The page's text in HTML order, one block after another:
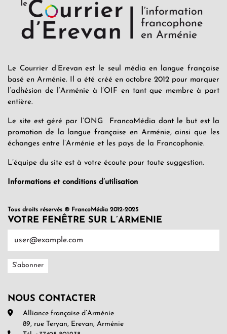
Le Courrier d’Erevan est le seul média en langue française
basé en Arménie. Il a été créé en octobre 2012 pour marquer
l’adhésion de l’Arménie à l’OIF en tant que membre à part
entière.
Le site est géré par l’ONG FrancoMédia dont le but est la
promotion de la langue française en Arménie, ainsi que les
échanges entre l’Arménie et les pays de la Francophonie.
L’équipe du site est à votre écoute pour toute suggestion.
Informations et conditions d’utilisation
Tous droits réservés © FrancoMédia 2012-2025
VOTRE FENÊTRE SUR L’ARMENIE
NOUS CONTACTER
Alliance française d’Arménie
89, rue Teryan, Erevan, Arménie